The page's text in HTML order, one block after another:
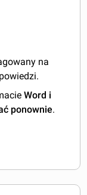
na
Word i
ponownie.